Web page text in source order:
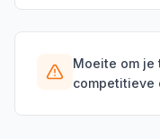
Moeite om je
competitieve